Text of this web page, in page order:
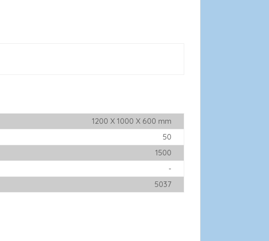
1200 X 1000 X 600 mm
50
1500
-
5037